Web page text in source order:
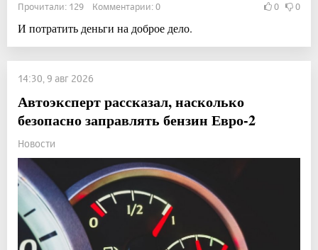
Прочитали: 129 Комментарии: 0 0 0
И потратить деньги на доброе дело.
14:30, 9 авг 2026
Автоэксперт рассказал, насколько
безопасно заправлять бензин Евро-2
Новости